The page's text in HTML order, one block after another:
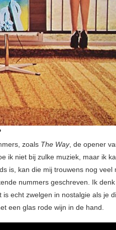
zoals The Way, de opener
ik niet bij zulke muziek, maar ik
is, kan die mij trouwens nog veel
nummers geschreven. Ik denk
is echt zwelgen in nostalgie als je
een glas rode wijn in de hand.